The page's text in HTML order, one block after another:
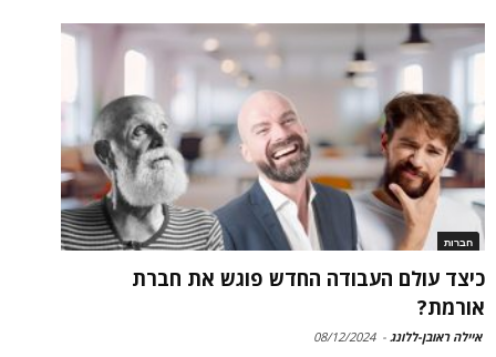
חברות
כיצד עולם העבודה החדש פוגש את חברת
אורמת?
איילה ראובן-ללונג -
08/12/2024